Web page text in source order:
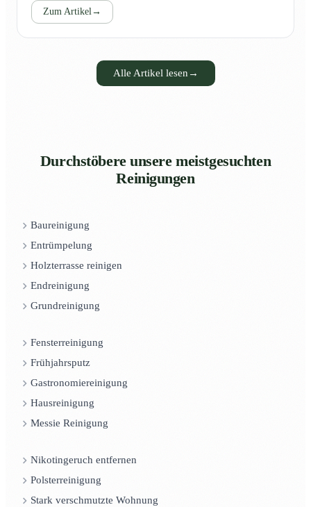
Zum Artikel→
Alle Artikel lesen →
Durchstöbere unsere meistgesuchten
Reinigungen
Baureinigung
Entrümpelung
Holzterrasse reinigen
Endreinigung
Grundreinigung
Fensterreinigung
Frühjahrsputz
Gastronomiereinigung
Hausreinigung
Messie Reinigung
Nikotingeruch entfernen
Polsterreinigung
Stark verschmutzte Wohnung